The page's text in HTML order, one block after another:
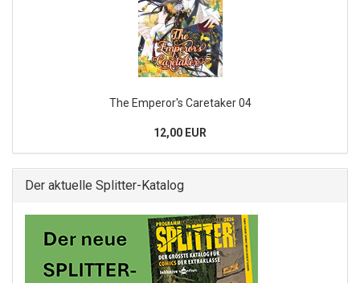
The Emperor's Caretaker 04
12,00 EUR
Der aktuelle Splitter-Katalog